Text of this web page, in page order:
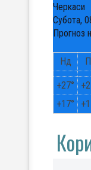
Черкаси
Субота,
Прогноз
Нд
+27° +
+17° +